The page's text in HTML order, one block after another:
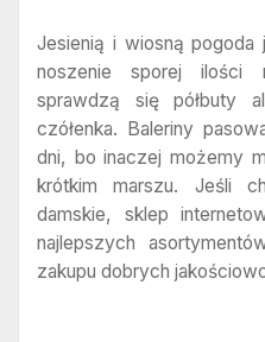
Jesienią i wiosną
noszenie sporej ilości
sprawdzą się półbuty
czółenka. Baleriny
dni, bo inaczej możemy
krótkim marszu. Jeśli
damskie, sklep
najlepszych
zakupu dobrych